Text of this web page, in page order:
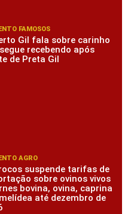
FAMOSOS
Gil fala sobre carinho
recebendo após
de Preta Gil
AGRO
suspende tarifas de
sobre ovinos vivos
bovina, ovina, caprina
até dezembro de